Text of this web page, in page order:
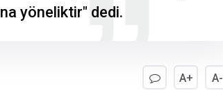
yöneliktir" dedi.
A+ A-